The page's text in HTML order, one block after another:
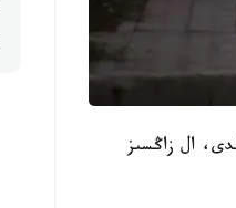
ارەكەت جاسالدى، ال زاڭسىز